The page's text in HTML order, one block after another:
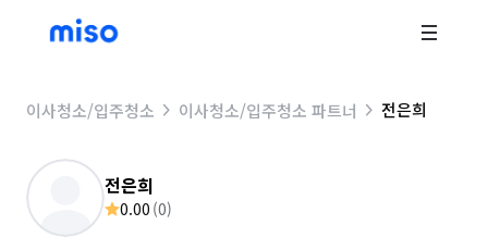
이사청소/입주청소 이사청소/입주청소 파트너 전은희
전은희
0.00 (0)